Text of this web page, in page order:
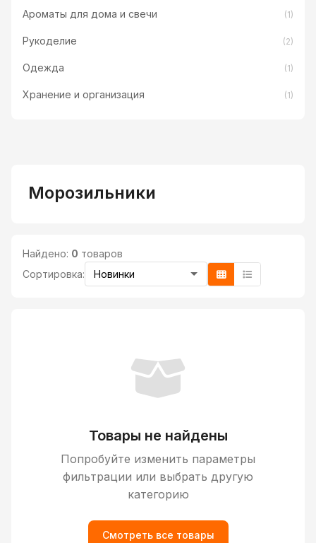
Ароматы для дома и свечи (1)
Рукоделие (2)
Одежда (1)
Хранение и организация (1)
Морозильники
Найдено: 0 товаров
Сортировка:
Товары не найдены
Попробуйте изменить параметры
фильтрации или выбрать другую
категорию
Смотреть все товары